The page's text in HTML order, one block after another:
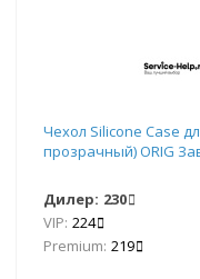
Чехол Silicone Case
прозрачный) ORIG
Дилер: 230
VIP: 224
Premium: 219